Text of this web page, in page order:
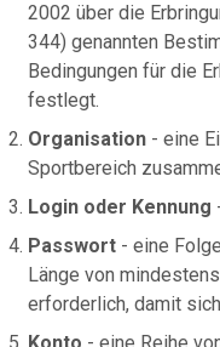
2002 über die
344) genannten
Bedingungen für die
festlegt.
Organisation- eine
Sportbereich
Login oder Kennung
Passwort- eine
Länge von
erforderlich, damit